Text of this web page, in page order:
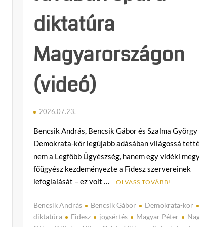
diktatúra
Magyarországon
(videó)
2026.07.23.
Bencsik András, Bencsik Gábor és Szalma György
Demokrata-kör legújabb adásában világossá
nem a Legfőbb Ügyészség, hanem egy vidéki
főügyész kezdeményezte a Fidesz szervereinek
lefoglalását – ez volt …
OLVASS TOVÁBB!
Bencsik András Bencsik Gábor
Demokrata-kör
diktatúra
Fidesz jogsértés Magyar Péter